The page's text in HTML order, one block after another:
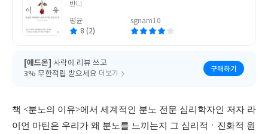
쓴
반니
평균
8 (2)
sgnam10
[애드온] 사락에 리뷰 쓰고
3% 무한적립 받으세요 더보기
구매하기
책 <분노의 이유>에서 세계적인 분노 전문 심리학자인 저자 라
이언 마틴은 우리가 왜 분노를 느끼는지 그 심리적ㆍ진화적 원